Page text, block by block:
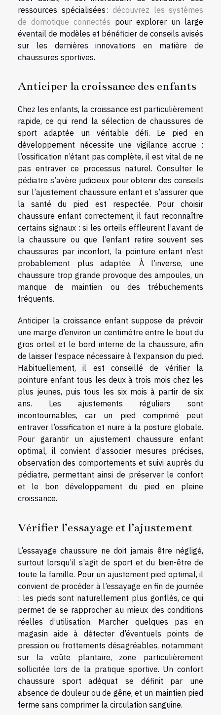
ressources spécialisées : découvrez les systèmes
de domotique connectés pour explorer un large
éventail de modèles et bénéficier de conseils avisés
sur les dernières innovations en matière de
chaussures sportives.
Anticiper la croissance des enfants
Chez les enfants, la croissance est particulièrement
rapide, ce qui rend la sélection de chaussures de
sport adaptée un véritable défi. Le pied en
développement nécessite une vigilance accrue :
l’ossification n’étant pas complète, il est vital de ne
pas entraver ce processus naturel. Consulter le
pédiatre s’avère judicieux pour obtenir des conseils
sur l’ajustement chaussure enfant et s’assurer que
la santé du pied est respectée. Pour choisir
chaussure enfant correctement, il faut reconnaître
certains signaux : si les orteils effleurent l’avant de
la chaussure ou que l’enfant retire souvent ses
chaussures par inconfort, la pointure enfant n’est
probablement plus adaptée. À l’inverse, une
chaussure trop grande provoque des ampoules, un
manque de maintien ou des trébuchements
fréquents.
Anticiper la croissance enfant suppose de prévoir
une marge d’environ un centimètre entre le bout du
gros orteil et le bord interne de la chaussure, afin
de laisser l’espace nécessaire à l’expansion du pied.
Habituellement, il est conseillé de vérifier la
pointure enfant tous les deux à trois mois chez les
plus jeunes, puis tous les six mois à partir de six
ans. Les ajustements réguliers sont
incontournables, car un pied comprimé peut
entraver l’ossification et nuire à la posture globale.
Pour garantir un ajustement chaussure enfant
optimal, il convient d’associer mesures précises,
observation des comportements et suivi auprès du
pédiatre, permettant ainsi de préserver le confort
et le bon développement du pied en pleine
croissance.
Vérifier l’essayage et l’ajustement
L’essayage chaussure ne doit jamais être négligé,
surtout lorsqu’il s’agit de sport et du bien-être de
toute la famille. Pour un ajustement pied optimal, il
convient de procéder à l’essayage en fin de journée
: les pieds sont naturellement plus gonflés, ce qui
permet de se rapprocher au mieux des conditions
réelles d’utilisation. Marcher quelques pas en
magasin aide à détecter d’éventuels points de
pression ou frottements désagréables, notamment
sur la voûte plantaire, zone particulièrement
sollicitée lors de la pratique sportive. Un confort
chaussure sport adéquat se définit par une
absence de douleur ou de gêne, et un maintien pied
ferme sans comprimer la circulation sanguine.